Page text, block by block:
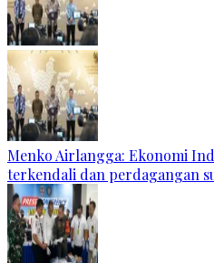
Menko Airlangga: Ekonomi
terkendali dan perdagangan